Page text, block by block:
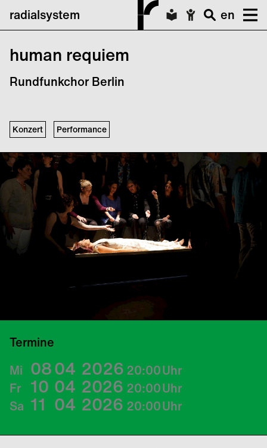
radialsystem en
human requiem
Rundfunkchor Berlin
Konzert Performance
Termine
Mi 0804 2026 20:00Uhr
Fr 10 04 2026 20:00Uhr
Sa 11 04 2026 20:00Uhr